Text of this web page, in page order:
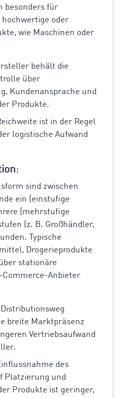
besonders für
oder
wie Maschinen oder
behält die
über
Kundenansprache und
Produkte.
ist in der Regel
logistische Aufwand
:
sind zwischen
ein (einstufige
(mehrstufige
(z. B. Großhändler,
Typische
Drogerieprodukte
stationäre
Commerce-Anbieter
breite Marktpräsenz
Vertriebsaufwand
des
Platzierung und
Produkte ist geringer,